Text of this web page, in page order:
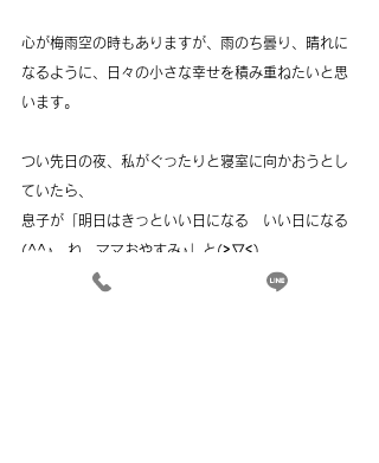
心が梅雨空の時もありますが、雨のち曇り、晴れに
なるように、日々の小さな幸せを積み重ねたいと思
います。
つい先日の夜、私がぐったりと寝室に向かおうとし
ていたら、
息子が「明日はきっといい日になる　いい日になる
(^^♪　ね、ママおやすみ♪」と(≧▽≦)
それから毎日、この曲を聞いています。